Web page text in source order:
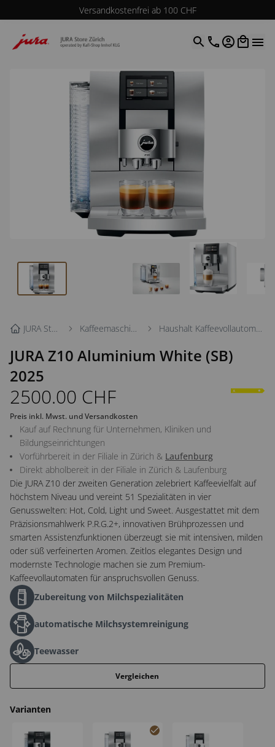
Versandkostenfrei ab 100 CHF
4.9| 5.0 Google
Open
JURA Store Kaffeemaschinen Haushalt Kaffeevollautomaten
JURA Z10 Aluminium White (SB)
2025
2500.00 CHF
Preis inkl. Mwst. und Versandkosten
Kauf auf Rechnung für Unternehmen, Kliniken und
Bildungseinrichtungen
Vorführbereit in der Filiale in Zürich & Laufenburg
Direkt abholbereit in der Filiale in Zürich & Laufenburg
Die JURA Z10 der zweiten Generation zelebriert Kaffeevielfalt auf
höchstem Niveau und vereint 51 Spezialitäten in vier
Genusswelten: Hot, Cold, Light und Sweet. Ausgestattet mit dem
Präzisionsmahlwerk P.R.G.2+, innovativen Brühprozessen und
smarten Assistenzfunktionen überzeugt sie mit intensiven, milden
oder süß verfeinerten Aromen. Zeitlos elegantes Design und
modernste Technologie machen sie zum Premium-
Kaffeevollautomaten für anspruchsvollen Genuss.
Zubereitung von Milchspezialitäten
automatische Milchsystemreinigung
Teewasser
Vergleichen
Varianten